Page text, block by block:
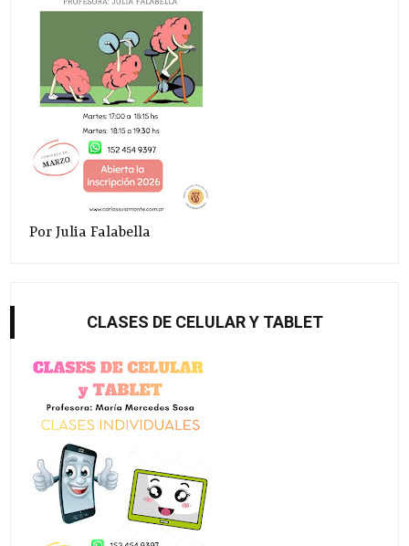
Por Julia Falabella
CLASES DE CELULAR Y TABLET